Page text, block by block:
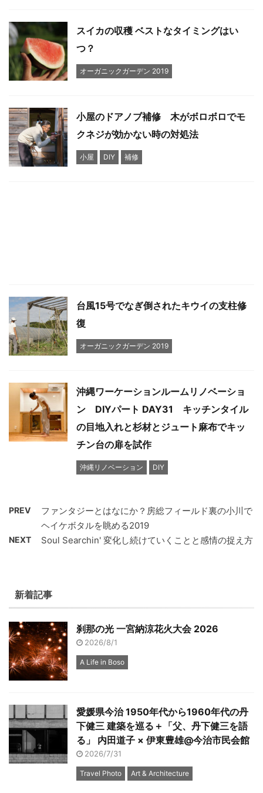
スイカの収穫 ベストなタイミングはい
つ？
オーガニックガーデン 2019
小屋のドアノブ補修 木がボロボロでモ
クネジが効かない時の対処法
小屋 DIY 補修
台風15号でなぎ倒されたキウイの支柱修
復
オーガニックガーデン 2019
沖縄ワーケーションルームリノベーショ
ン DIYパート DAY31 キッチンタイル
の目地入れと杉材とジュート麻布でキッ
チン台の扉を試作
沖縄リノベーション DIY
PREV
ファンタジーとはなにか？房総フィールド裏の小川で
ヘイケボタルを眺める2019
NEXT Soul Searchin' 変化し続けていくことと感情の捉え方
新着記事
刹那の光 一宮納涼花火大会 2026
2026/8/1
A Life in Boso
愛媛県今治 1950年代から1960年代の丹
下健三 建築を巡る＋「父、丹下健三を語
る」 内田道子 × 伊東豊雄@今治市民会館
2026/7/31
Travel Photo Art & Architecture